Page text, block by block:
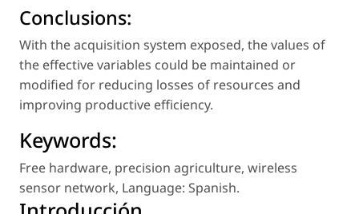
Conclusions:
With the acquisition system exposed, the values of
the effective variables could be maintained or
modified for reducing losses of resources and
improving productive efficiency.
Keywords:
Free hardware, precision agriculture, wireless
sensor network, Language: Spanish.